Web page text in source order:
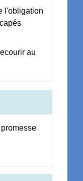
l'obligation
au